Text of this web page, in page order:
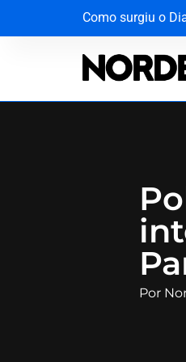
Como surgiu o
Operação
Mala com R$ 1,3
A força da
Por